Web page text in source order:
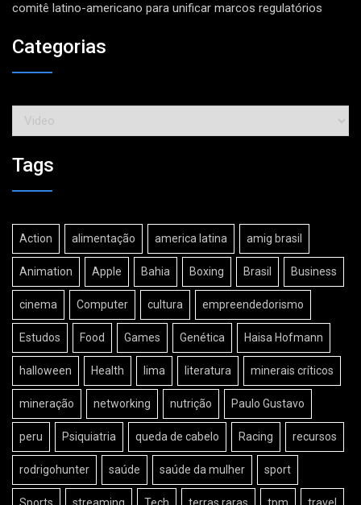
comitê latino-americano para unificar marcos regulatórios
Categorias
Categorias
Tags
Action alimentação america latina amig brasil
Animation Apple Bahia Boxing Brasil Business
cinema Computer cultura empreendedorismo
Estudos Food Games Genética Haisa Hofmann
halloween Health lima literatura minerais críticos
mineração networking nutrição Paulo Gustavo
peru Psiquiatria queda de cabelo Racing recursos
rodrigohunter saúde saúde da mulher sport